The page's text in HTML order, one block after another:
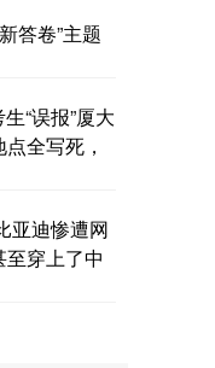
答卷”主题
“误报”厦大
全写死，
亚迪惨遭网
穿上了中